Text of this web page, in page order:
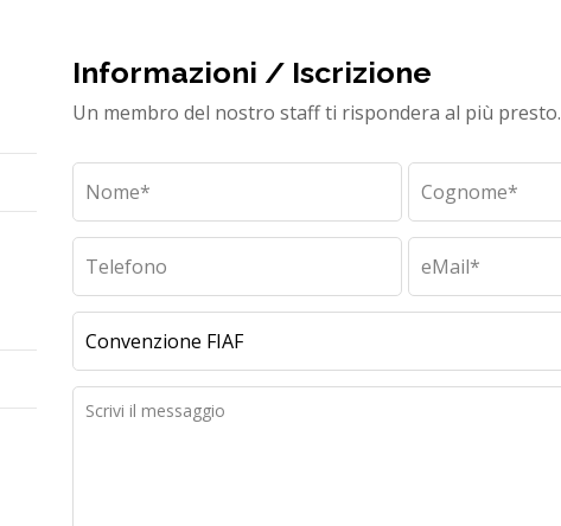
Informazioni / Iscrizione
Un membro del nostro staff ti rispondera al più presto.